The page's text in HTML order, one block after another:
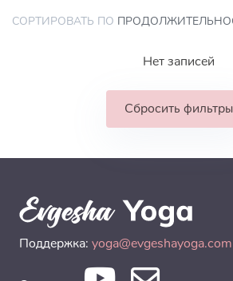
СОРТИРОВАТЬ ПО
Нет записей
Сбросить фильтры
Поддержка: yoga@evgeshayoga.com